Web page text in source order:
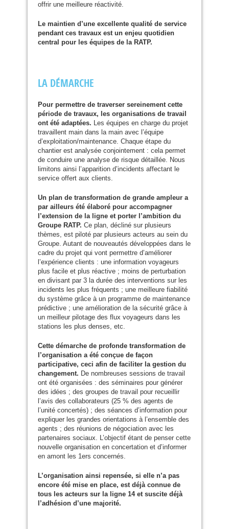
offrir une meilleure réactivité.
Le maintien d’une excellente qualité de service
pendant ces travaux est un enjeu quotidien
central pour les équipes de la RATP.
LA DÉMARCHE
Pour permettre de traverser sereinement cette
période de travaux, les organisations de travail
ont été adaptées. Les équipes en charge du projet
travaillent main dans la main avec l’équipe
d’exploitation/maintenance. Chaque étape du
chantier est analysée conjointement : cela permet
de conduire une analyse de risque détaillée. Nous
limitons ainsi l’apparition d’incidents affectant le
service offert aux clients.
Un plan de transformation de grande ampleur a
par ailleurs été élaboré pour accompagner
l’extension de la ligne et porter l’ambition du
Groupe RATP. Ce plan, décliné sur plusieurs
thèmes, est piloté par plusieurs acteurs au sein du
Groupe. Autant de nouveautés développées dans le
cadre du projet qui vont permettre d’améliorer
l’expérience clients : une information voyageurs
plus facile et plus réactive ; moins de perturbation
en divisant par 3 la durée des interventions sur les
incidents les plus fréquents ; une meilleure fiabilité
du système grâce à un programme de maintenance
prédictive ; une amélioration de la sécurité grâce à
un meilleur pilotage des flux voyageurs dans les
stations les plus denses, etc.
Cette démarche de profonde transformation de
l’organisation a été conçue de façon
participative, ceci afin de faciliter la gestion du
changement. De nombreuses sessions de travail
ont été organisées : des séminaires pour générer
des idées ; des groupes de travail pour recueillir
l’avis des collaborateurs (25 % des agents de
l’unité concertés) ; des séances d’information pour
expliquer les grandes orientations à l’ensemble des
agents ; des réunions de négociation avec les
partenaires sociaux. L’objectif étant de penser cette
nouvelle organisation en concertation et d’informer
en amont les 1ers concernés.
L’organisation ainsi repensée, si elle n’a pas
encore été mise en place, est déjà connue de
tous les acteurs sur la ligne 14 et suscite déjà
l’adhésion d’une majorité.